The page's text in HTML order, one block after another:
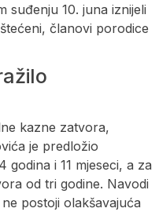
suđenju 10. juna iznijeli
članovi porodice
kazne zatvora,
je predložio
i 11 mjeseci, a za
od tri godine. Navodi
postoji olakšavajuća